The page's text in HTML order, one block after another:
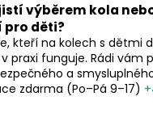
výběrem kola
děti?
kteří na kolech s dětmi
praxi funguje. Rádi vám
a
zdarma (Po–Pá 9–17)